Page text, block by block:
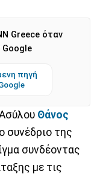
Greece όταν
Google
πηγή
Θάνος
συνέδριο της
συνδέοντας
με τις